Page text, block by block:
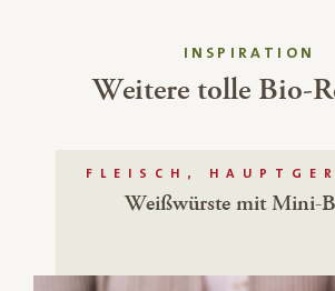
INSPIRATION
Weitere tolle Bio-
FLEISCH,
Weißwürste mit Mini-